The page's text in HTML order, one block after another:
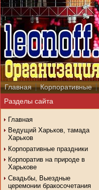
Главная Корпоративные
Разделы сайта
Главная
Ведущий Харьков, тамада
Харьков
Корпоративные праздники
Корпоратив на природе в
Харькове
Свадьбы, Выездные
церемонии бракосочетания